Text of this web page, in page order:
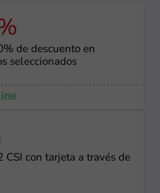
de descuento en
seleccionados
CSI con tarjeta a través de